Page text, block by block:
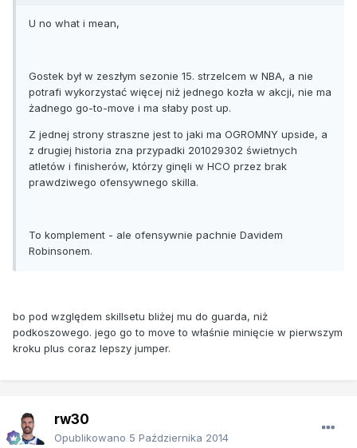
U no what i mean,
Gostek był w zeszłym sezonie 15. strzelcem w NBA, a nie
potrafi wykorzystać więcej niż jednego kozła w akcji, nie ma
żadnego go-to-move i ma słaby post up.
Z jednej strony straszne jest to jaki ma OGROMNY upside, a
z drugiej historia zna przypadki 201029302 świetnych
atletów i finisherów, którzy ginęli w HCO przez brak
prawdziwego ofensywnego skilla.
To komplement - ale ofensywnie pachnie Davidem
Robinsonem.
bo pod względem skillsetu bliżej mu do guarda, niż
podkoszowego. jego go to move to właśnie minięcie w pierwszym
kroku plus coraz lepszy jumper.
rw30
Opublikowano 5 Października 2014